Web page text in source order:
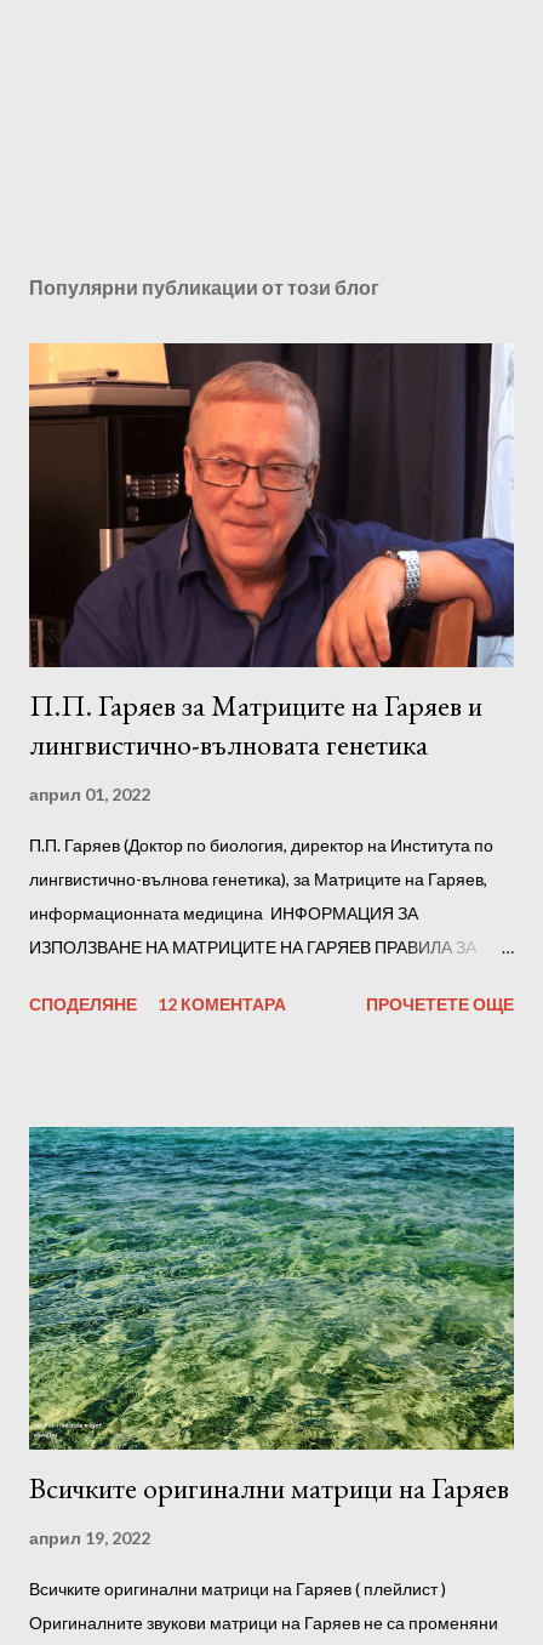
Популярни публикации от този блог
П.П. Гаряев за Матриците на Гаряев и
лингвистично-вълновата генетика
април 01, 2022
П.П. Гаряев (Доктор по биология, директор на Института по
лингвистично-вълнова генетика), за Матриците на Гаряев,
информационната медицина ИНФОРМАЦИЯ ЗА
ИЗПОЛЗВАНЕ НА МАТРИЦИТЕ НА ГАРЯЕВ ПРАВИЛА ЗА
Гаряев последователно. Но е възможно да го разделите на
части заедно. Субективно, въз основа на усещанията си, ще
определите файловете, които чувствате и работят най-
добре. Отсега нататък можете да ги слушате предимно тях.
Силата на звука не трябва да е твърде висока. За
предпочитане е да слушате след сън, през деня и преди
лягане. Можете също така да възпроизвеждате програми във
фонов режим, докато спите. Препоръчително е да
използвате слушалки. Преди да започнете да слушате, е
желателно да се настроите към програмата, да се отпуснете
напълно, ако е възможно, без ч...
СПОДЕЛЯНЕ 12 КОМЕНТАРА ПРОЧЕТЕТЕ ОЩЕ
Всичките оригинални матрици на Гаряев
април 19, 2022
Всичките оригинални матрици на Гаряев ( плейлист )
Оригиналните звукови матрици на Гаряев не са променяни